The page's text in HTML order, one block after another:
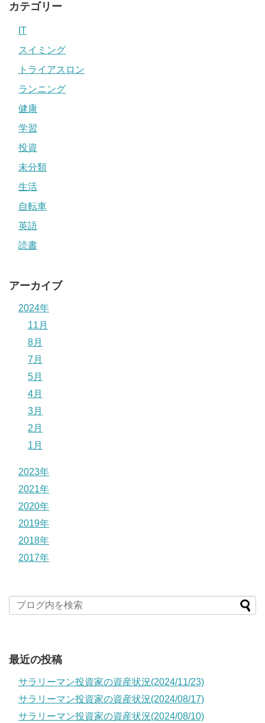
カテゴリー
IT
スイミング
トライアスロン
ランニング
健康
学習
投資
未分類
生活
自転車
英語
読書
アーカイブ
2024年
11月
8月
7月
5月
4月
3月
2月
1月
2023年
2021年
2020年
2019年
2018年
2017年
最近の投稿
サラリーマン投資家の資産状況(2024/11/23)
サラリーマン投資家の資産状況(2024/08/17)
サラリーマン投資家の資産状況(2024/08/10)